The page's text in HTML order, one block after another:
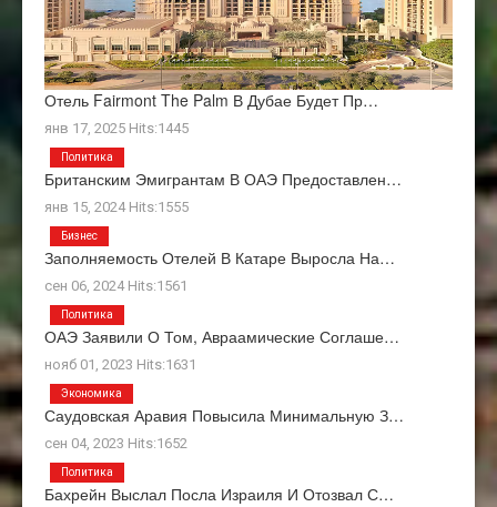
Отель Fairmont The Palm В Дубае Будет Пр…
янв 17, 2025 Hits:1445
Британским Эмигрантам В ОАЭ Предоставлен…
янв 15, 2024 Hits:1555
Политика
Заполняемость Отелей В Катаре Выросла На…
сен 06, 2024 Hits:1561
Бизнес
ОАЭ Заявили О Том, Авраамические Соглаше…
нояб 01, 2023 Hits:1631
Политика
Саудовская Аравия Повысила Минимальную З…
сен 04, 2023 Hits:1652
Экономика
Бахрейн Выслал Посла Израиля И Отозвал С…
Политика